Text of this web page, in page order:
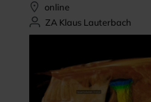
online
ZA Klaus Lauterbach